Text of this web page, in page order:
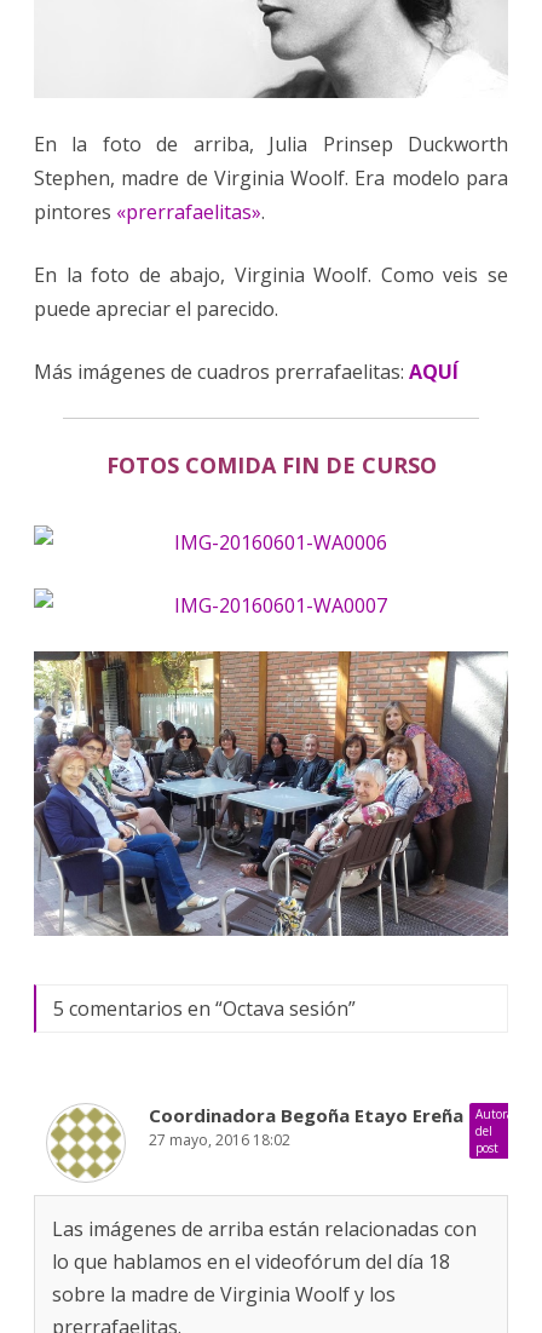
En la foto de arriba, Julia Prinsep Duckworth
Stephen, madre de Virginia Woolf. Era modelo para
pintores «prerrafaelitas».
En la foto de abajo, Virginia Woolf. Como veis se
puede apreciar el parecido.
Más imágenes de cuadros prerrafaelitas: AQUÍ
FOTOS COMIDA FIN DE CURSO
5 comentarios en “Octava sesión”
Coordinadora Begoña Etayo Ereña
Autora
del
post
27 mayo, 2016 18:02
Las imágenes de arriba están relacionadas con
lo que hablamos en el videofórum del día 18
sobre la madre de Virginia Woolf y los
prerrafaelitas.